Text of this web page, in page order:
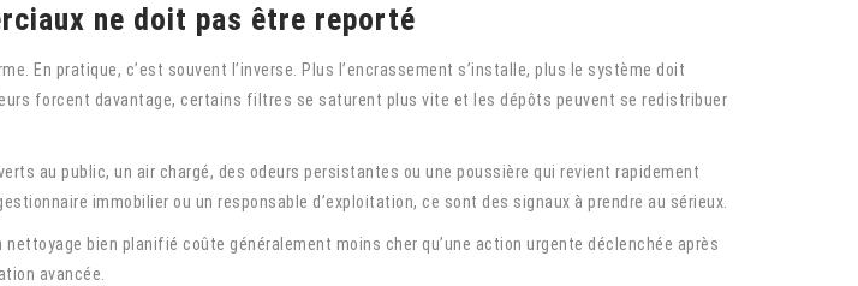
ne doit pas être reporté
En pratique, c’est souvent l’inverse. Plus l’encrassement s’installe, plus le système doit
forcent davantage, certains filtres se saturent plus vite et les dépôts peuvent se redistribuer
au public, un air chargé, des odeurs persistantes ou une poussière qui revient rapidement
immobilier ou un responsable d’exploitation, ce sont des signaux à prendre au sérieux.
bien planifié coûte généralement moins cher qu’une action urgente déclenchée après
avancée.